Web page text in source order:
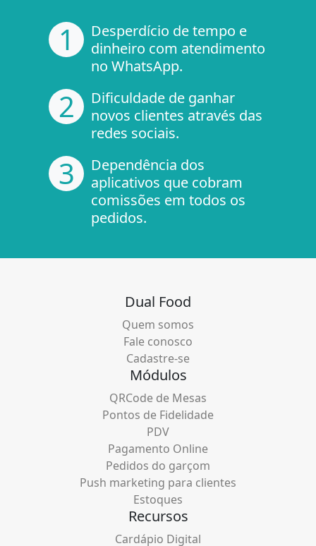
1
Desperdício de tempo e
dinheiro com atendimento
no WhatsApp.
2
Dificuldade de ganhar
novos clientes através das
redes sociais.
3
Dependência dos
aplicativos que cobram
comissões em todos os
pedidos.
Dual Food
Quem somos
Fale conosco
Cadastre-se
Módulos
QRCode de Mesas
Pontos de Fidelidade
PDV
Pagamento Online
Pedidos do garçom
Push marketing para clientes
Estoques
Recursos
Cardápio Digital